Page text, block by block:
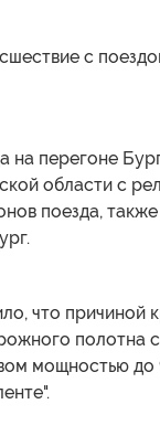
с
на перегоне
области с
поезда,
что причиной
полотна
мощностью до